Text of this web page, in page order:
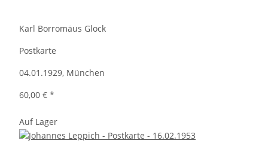
Karl Borromäus Glock
Postkarte
04.01.1929, München
60,00 € *
Auf Lager